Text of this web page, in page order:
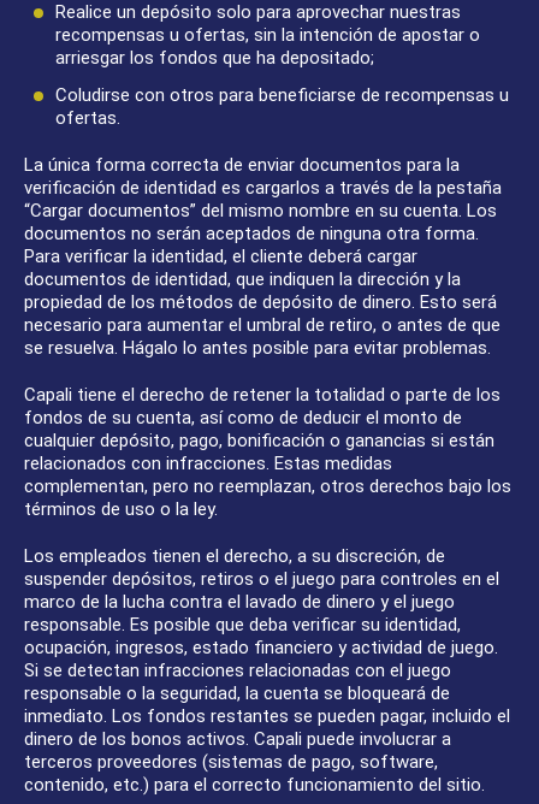
Realice un depósito solo para aprovechar nuestras
recompensas u ofertas, sin la intención de apostar o
arriesgar los fondos que ha depositado;
Coludirse con otros para beneficiarse de recompensas u
ofertas.
La única forma correcta de enviar documentos para la
verificación de identidad es cargarlos a través de la pestaña
“Cargar documentos” del mismo nombre en su cuenta. Los
documentos no serán aceptados de ninguna otra forma.
Para verificar la identidad, el cliente deberá cargar
documentos de identidad, que indiquen la dirección y la
propiedad de los métodos de depósito de dinero. Esto será
necesario para aumentar el umbral de retiro, o antes de que
se resuelva. Hágalo lo antes posible para evitar problemas.
Capali tiene el derecho de retener la totalidad o parte de los
fondos de su cuenta, así como de deducir el monto de
cualquier depósito, pago, bonificación o ganancias si están
relacionados con infracciones. Estas medidas
complementan, pero no reemplazan, otros derechos bajo los
términos de uso o la ley.
Los empleados tienen el derecho, a su discreción, de
suspender depósitos, retiros o el juego para controles en el
marco de la lucha contra el lavado de dinero y el juego
responsable. Es posible que deba verificar su identidad,
ocupación, ingresos, estado financiero y actividad de juego.
Si se detectan infracciones relacionadas con el juego
responsable o la seguridad, la cuenta se bloqueará de
inmediato. Los fondos restantes se pueden pagar, incluido el
dinero de los bonos activos. Capali puede involucrar a
terceros proveedores (sistemas de pago, software,
contenido, etc.) para el correcto funcionamiento del sitio.